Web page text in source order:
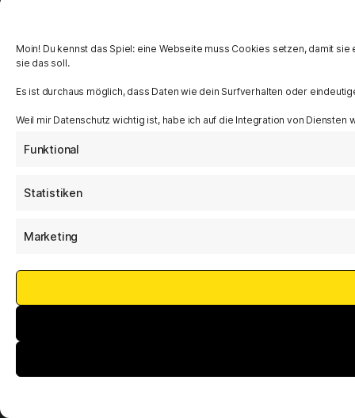
Moin! Du kennst das Spiel: eine Webseite muss Cookies setzen, damit
sie das soll.
Es ist durchaus möglich, dass Daten wie dein Surfverhalten oder
Weil mir Datenschutz wichtig ist, habe ich auf die Integration von Diensten
Funktional
Statistiken
Marketing